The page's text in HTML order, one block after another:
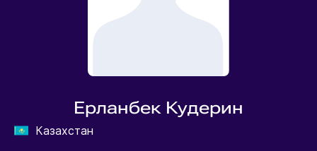
Ерланбек Кудерин
Казахстан